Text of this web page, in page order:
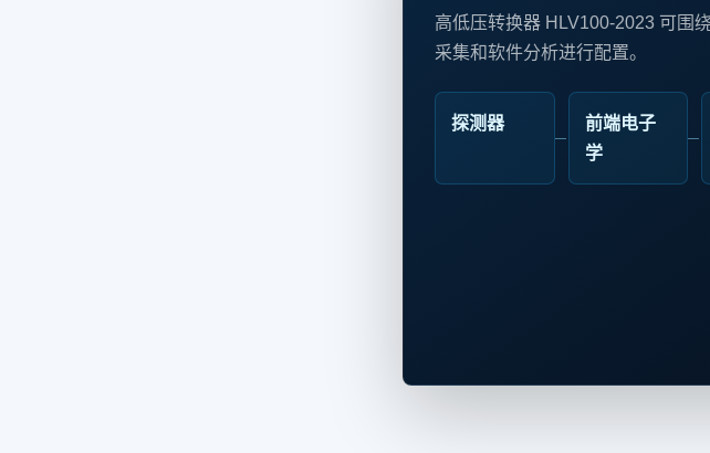
高低压转换器 HLV100-2023 可围
采集和软件分析进行配置。
探测器
前端电子
学